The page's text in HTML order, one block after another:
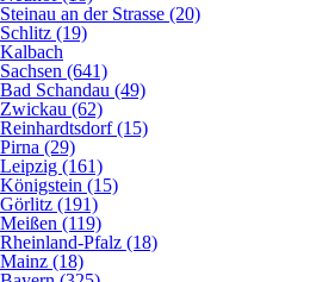
Steinau an der Strasse (20)
Schlitz (19)
Kalbach
Sachsen (641)
Bad Schandau (49)
Zwickau (62)
Reinhardtsdorf (15)
Pirna (29)
Leipzig (161)
Königstein (15)
Görlitz (191)
Meißen (119)
Rheinland-Pfalz (18)
Mainz (18)